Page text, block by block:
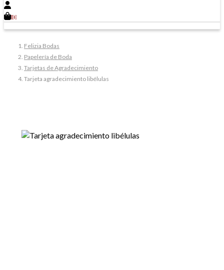
0
Felizia Bodas
Papelería de Boda
Tarjetas de Agradecimiento
Tarjeta agradecimiento libélulas